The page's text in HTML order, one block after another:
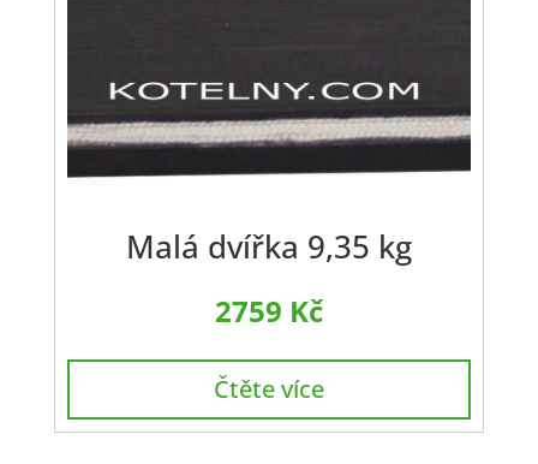
Malá dvířka 9,35 kg
2759 Kč
Čtěte více